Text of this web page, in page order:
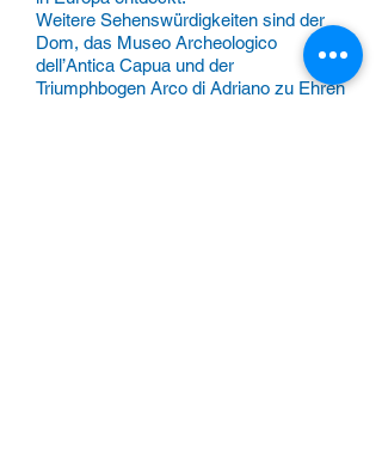
Weitere Sehenswürdigkeiten sind der
Dom, das Museo Archeologico
dell’Antica Capua und der
Triumphbogen Arco di Adriano zu Ehren